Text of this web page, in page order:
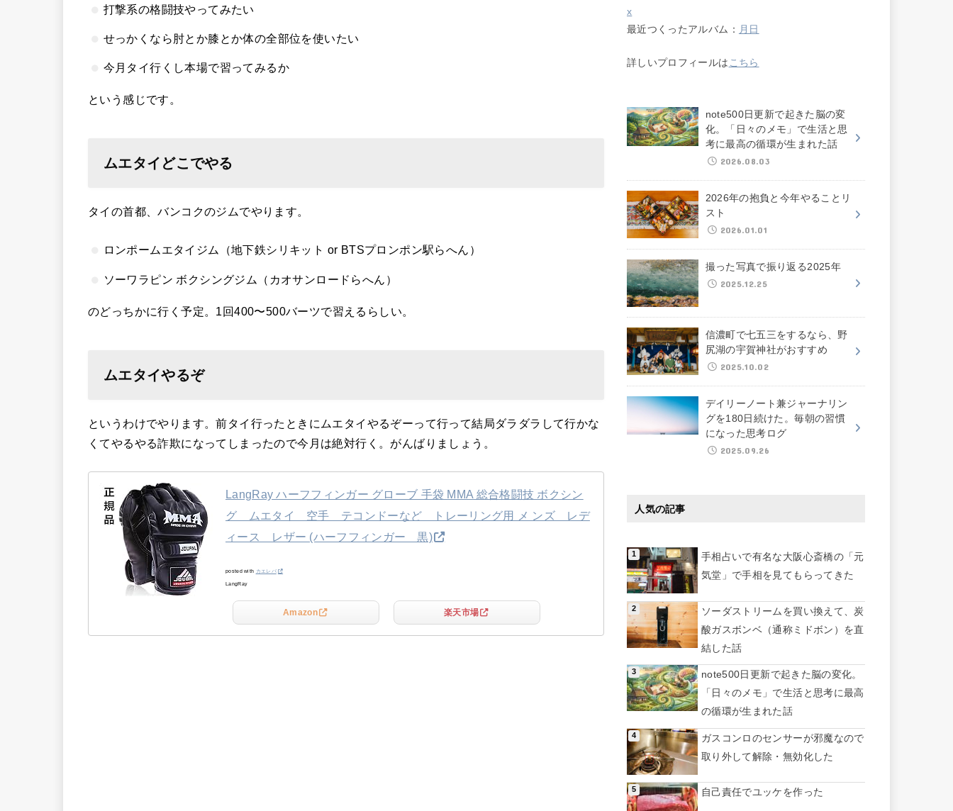
打撃系の格闘技やってみたい
せっかくなら肘とか膝とか体の全部位を使いたい
今月タイ行くし本場で習ってみるか
という感じです。
ムエタイどこでやる
タイの首都、バンコクのジムでやります。
ロンポームエタイジム（地下鉄シリキット or BTSプロンポン駅らへん）
ソーワラピン ボクシングジム（カオサンロードらへん）
のどっちかに行く予定。1回400〜500バーツで習えるらしい。
ムエタイやるぞ
というわけでやります。前タイ行ったときにムエタイやるぞーって行って結局ダラダラして行かな
くてやるやる詐欺になってしまったので今月は絶対行く。がんばりましょう。
LangRay ハーフフィンガー グローブ 手袋 MMA 総合格闘技 ボクシン
グ ムエタイ 空手 テコンドーなど トレーリング用 メ ンズ レデ
ィース レザー (ハーフフィンガー 黒)
posted with カエレバ
LangRay
Amazon 楽天市場
x
最近つくったアルバム： 月日
詳しいプロフィールは こちら
note500日更新で起きた脳の変
化。「日々のメモ」で生活と思
考に最高の循環が生まれた話
2026.08.03
2026年の抱負と今年やることリ
スト
2026.01.01
撮った写真で振り返る2025年
2025.12.25
信濃町で七五三をするなら、野
尻湖の宇賀神社がおすすめ
2025.10.02
デイリーノート兼ジャーナリン
グを180日続けた。毎朝の習慣
になった思考ログ
2025.09.26
人気の記事
手相占いで有名な大阪心斎橋の「元
気堂」で手相を見てもらってきた
ソーダストリームを買い換えて、炭
酸ガスボンベ（通称ミドボン）を直
結した話
note500日更新で起きた脳の変化。
「日々のメモ」で生活と思考に最高
の循環が生まれた話
ガスコンロのセンサーが邪魔なので
取り外して解除・無効化した
自己責任でユッケを作った